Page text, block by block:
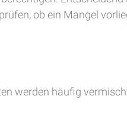
ob ein Mangel
werden häufig